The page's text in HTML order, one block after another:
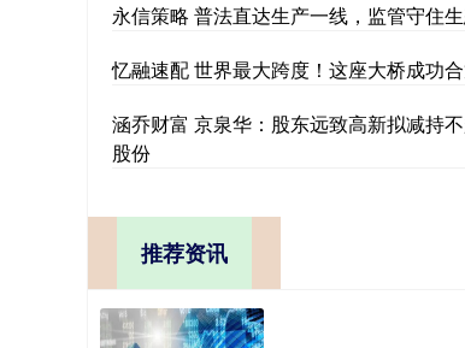
永信策略 普法直达生产一线，监管守住
忆融速配 世界最大跨度！这座大桥成功
涵乔财富 京泉华：股东远致高新拟减持
股份
推荐资讯